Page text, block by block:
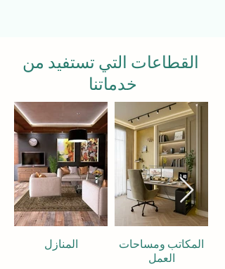
القطاعات التي تستفيد من
خدماتنا
المنازل
المكاتب ومساحات
العمل